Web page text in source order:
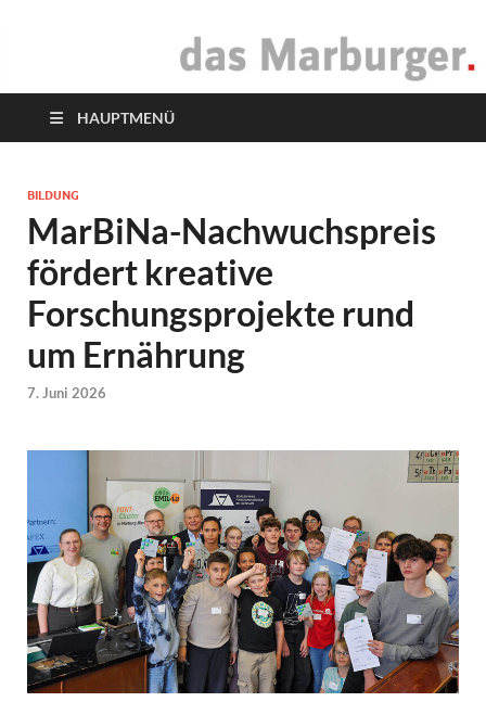
das Marburger.
HAUPTMENÜ
BILDUNG
MarBiNa-Nachwuchspreis
fördert kreative
Forschungsprojekte rund
um Ernährung
7. Juni 2026